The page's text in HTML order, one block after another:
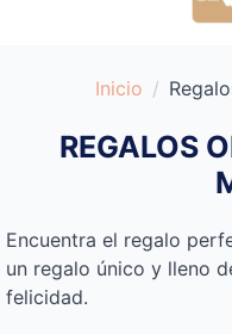
Inicio
REGALOS
Encuentra el regalo
un regalo único y lleno
felicidad.